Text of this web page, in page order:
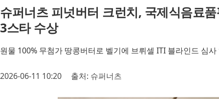
슈퍼너츠 피넛버터 크런치, 국제식음료
3스타 수상
원물 100% 무첨가 땅콩버터로 벨기에 브뤼셀 ITI 블라인드 심
2026-06-11 10:20 출처: 슈퍼너츠